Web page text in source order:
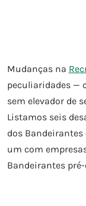
Mudanças na
peculiaridades —
sem elevador de
Listamos seis
dos Bandeirantes
um com
Bandeirantes